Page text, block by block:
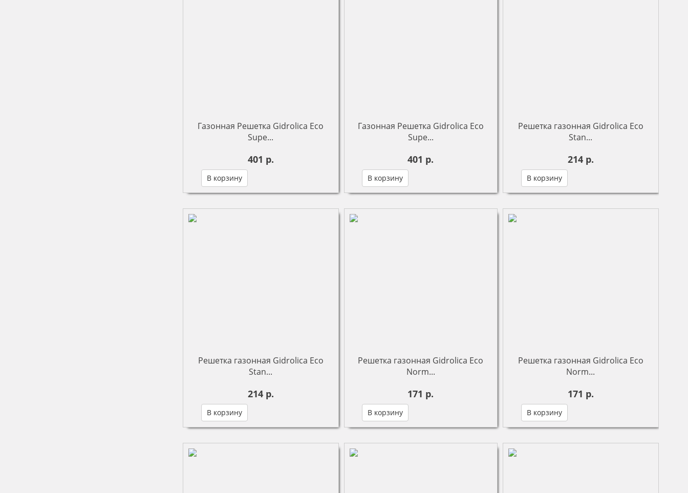
Газонная Решетка Gidrolica Eco
Supe...
401 р.
В корзину
Газонная Решетка Gidrolica Eco
Supe...
401 р.
В корзину
Решетка газонная Gidrolica Eco
Stan...
214 р.
В корзину
Решетка газонная Gidrolica Eco
Stan...
214 р.
В корзину
Решетка газонная Gidrolica Eco
Norm...
171 р.
В корзину
Решетка газонная Gidrolica Eco
Norm...
171 р.
В корзину